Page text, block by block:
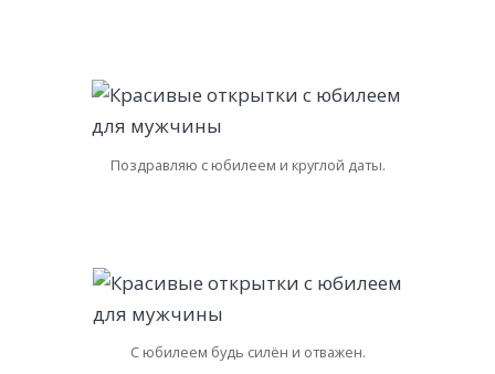
Поздравляю с юбилеем и круглой даты.
С юбилеем будь силён и отважен.